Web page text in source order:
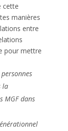
cette
manières
entre
pour mettre
la
MGF dans